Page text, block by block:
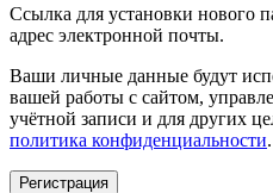
Ссылка для установки нового
адрес электронной почты.
Ваши личные данные будут
вашей работы с сайтом,
учётной записи и для других
политика конфиденциальности.
Регистрация